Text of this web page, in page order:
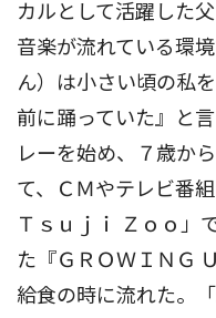
カルとして活躍した
音楽が流れている環
ん）は小さい頃の私
前に踊っていた』と
レーを始め、７歳か
て、ＣＭやテレビ番
Ｔｓｕｊｉ Ｚｏｏ」
た『ＧＲＯＷＩＮＧ
給食の時に流れた。